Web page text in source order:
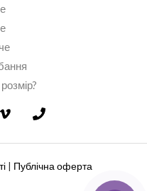
Публічна оферта